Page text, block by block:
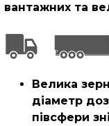
вантажних та
Велика
діаметр
півсфери